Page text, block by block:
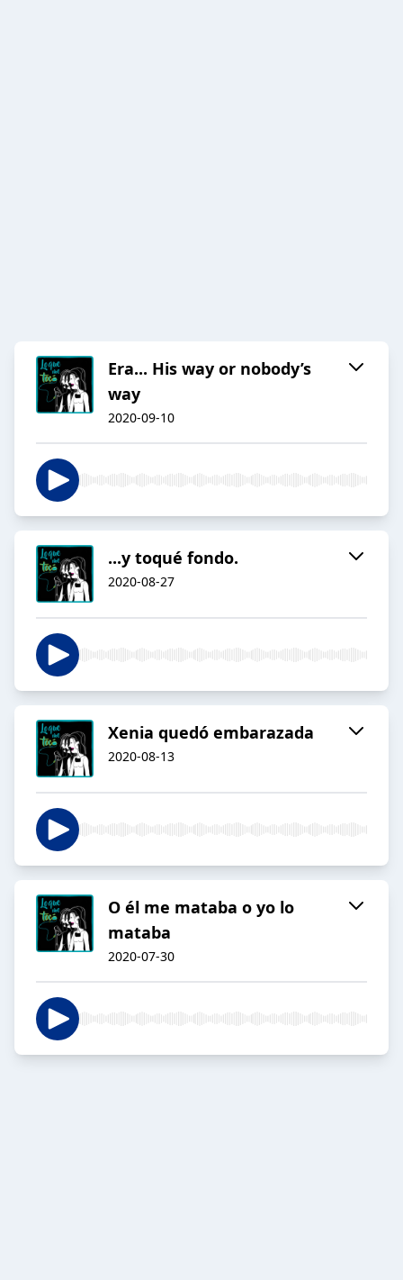
Era... His way or nobody’s
way
2020-09-10
...y toqué fondo.
2020-08-27
Xenia quedó embarazada
2020-08-13
O él me mataba o yo lo
mataba
2020-07-30